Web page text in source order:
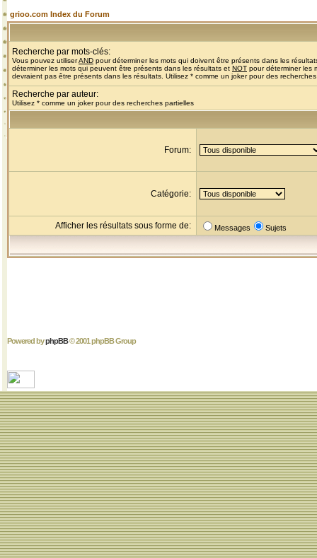
grioo.com Index du Forum
Recherche par mots-clés:
Vous pouvez utiliserAND pour déterminer les mots qui doivent être présents dans les
déterminer les mots qui peuvent être présents dans les résultats et NOT pour déterminer les
devraient pas être présents dans les résultats. Utilisez * comme un joker pour des
Recherche par auteur:
Utilisez * comme un joker pour des recherches partielles
Forum:
Catégorie:
Afficher les résultats sous forme de: Messages Sujets
Powered byphpBB© 2001 phpBB Group